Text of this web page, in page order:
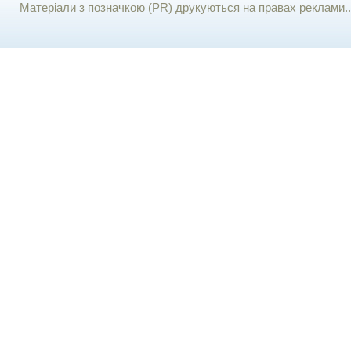
Матеріали з позначкою (PR) друкуються на правах реклами..